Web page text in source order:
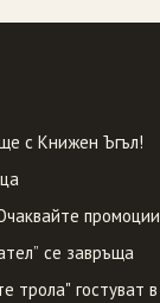
с Книжен Ъгъл!
промоции
се завръща
трола" гостуват в